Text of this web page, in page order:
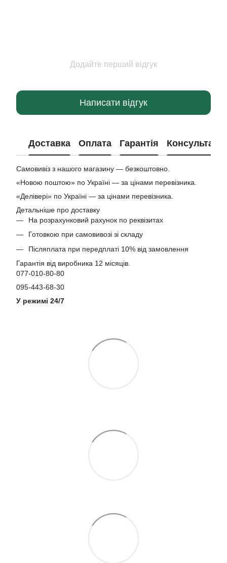
Додайте перший відгук
Написати відгук
Доставка Оплата Гарантія Консультація
Самовивіз з нашого магазину — безкоштовно.
«Новою поштою» по Україні — за цінами перевізника.
«Делівері» по Україні — за цінами перевізника.
Детальніше про доставку
На розрахунковий рахунок по реквізитах
Готовкою при самовивозі зі складу
Післяплата при передплаті 10% від замовлення
Гарантія від виробника 12 місяців.
077-010-80-80
095-443-68-30
У режимі 24/7